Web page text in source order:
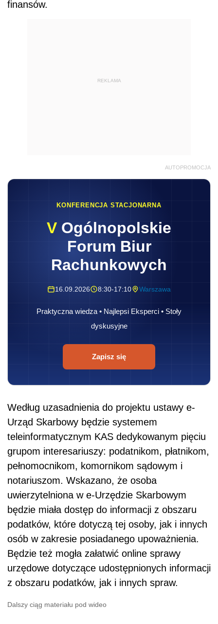
finansów.
REKLAMA
AUTOPROMOCJA
KONFERENCJA STACJONARNA
V Ogólnopolskie
Forum Biur
Rachunkowych
16.09.2026 8:30-17:10 Warszawa
Praktyczna wiedza • Najlepsi Eksperci • Stoły
dyskusyjne
Zapisz się
Według uzasadnienia do projektu ustawy e-
Urząd Skarbowy będzie systemem
teleinformatycznym KAS dedykowanym pięciu
grupom interesariuszy: podatnikom, płatnikom,
pełnomocnikom, komornikom sądowym i
notariuszom. Wskazano, że osoba
uwierzytelniona w e-Urzędzie Skarbowym
będzie miała dostęp do informacji z obszaru
podatków, które dotyczą tej osoby, jak i innych
osób w zakresie posiadanego upoważnienia.
Będzie też mogła załatwić online sprawy
urzędowe dotyczące udostępnionych informacji
z obszaru podatków, jak i innych spraw.
Dalszy ciąg materiału pod wideo